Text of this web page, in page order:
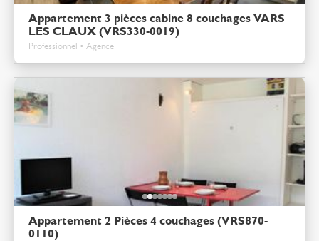
Appartement 3 pièces cabine 8 couchages VARS
LES CLAUX (VRS330-0019)
Professionnel • Agence
Appartement 2 Pièces 4 couchages (VRS870-
0110)